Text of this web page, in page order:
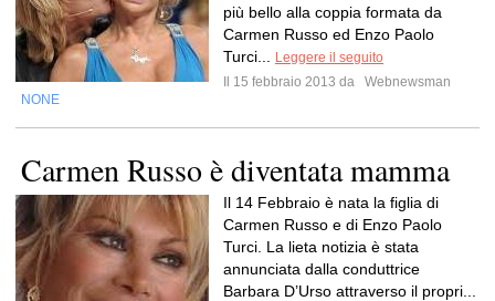
più bello alla coppia formata da
Carmen Russo ed Enzo Paolo
Turci...
Leggere il seguito
Il 15 febbraio 2013 da
Webnewsman
NONE
Carmen Russo è diventata mamma
Il 14 Febbraio è nata la figlia di
Carmen Russo e di Enzo Paolo
Turci. La lieta notizia è stata
annunciata dalla conduttrice
Barbara D’Urso attraverso il propri...